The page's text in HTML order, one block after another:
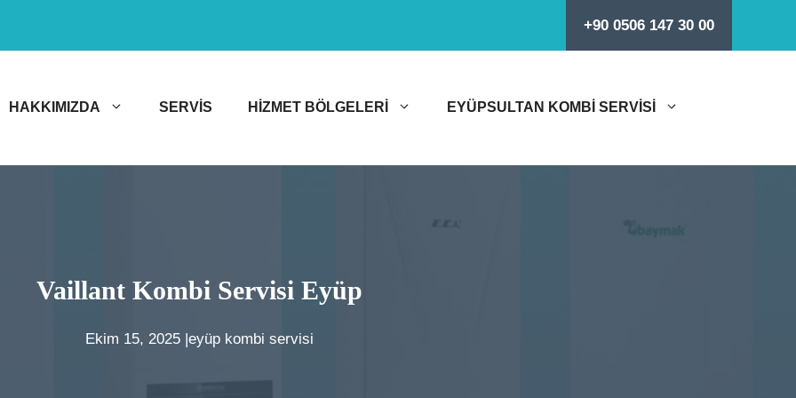
+90 0506 147 30 00
HAKKIMIZDA SERVIS HIZMET BÖLGELERI EYÜPSULTAN KOMBI SERVISI
Vaillant Kombi Servisi Eyüp
Ekim 15, 2025 |eyüp kombi servisi